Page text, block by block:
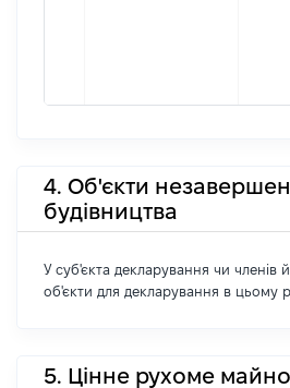
4. Об'єкти
будівництва
У суб'єкта декларування чи членів
об'єкти для декларування в цьому
5. Цінне рухоме майно